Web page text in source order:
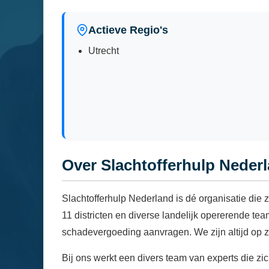
Actieve Regio's
Utrecht
Over Slachtofferhulp
Slachtofferhulp Nederland is dé organisatie die
11 districten en diverse landelijk opererende
schadevergoeding aanvragen. We zijn altijd op
Bij ons werkt een divers team van experts die